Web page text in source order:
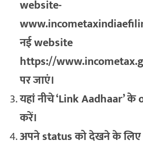
website-
नई website
https://
पर जाएं।
यहां नीचे ‘Link Aadhaar’
करें।
अपने status को देखने के लिए